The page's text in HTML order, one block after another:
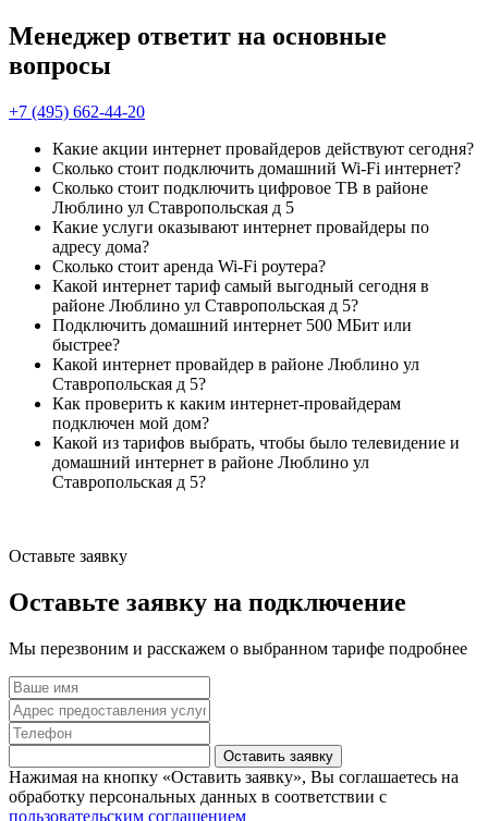
Менеджер ответит на основные
вопросы
+7 (495) 662-44-20
Какие акции интернет провайдеров действуют сегодня?
Сколько стоит подключить домашний Wi-Fi интернет?
Сколько стоит подключить цифровое ТВ в районе
Люблино ул Ставропольская д 5
Какие услуги оказывают интернет провайдеры по
адресу дома?
Сколько стоит аренда Wi-Fi роутера?
Какой интернет тариф самый выгодный сегодня в
районе Люблино ул Ставропольская д 5?
Подключить домашний интернет 500 МБит или
быстрее?
Какой интернет провайдер в районе Люблино ул
Ставропольская д 5?
Как проверить к каким интернет-провайдерам
подключен мой дом?
Какой из тарифов выбрать, чтобы было телевидение и
домашний интернет в районе Люблино ул
Ставропольская д 5?
Оставьте заявку
Оставьте заявку на подключение
Мы перезвоним и расскажем о выбранном тарифе подробнее
Оставить заявку
Нажимая на кнопку «Оставить заявку», Вы соглашаетесь на
обработку персональных данных в соответствии с
пользовательским соглашением